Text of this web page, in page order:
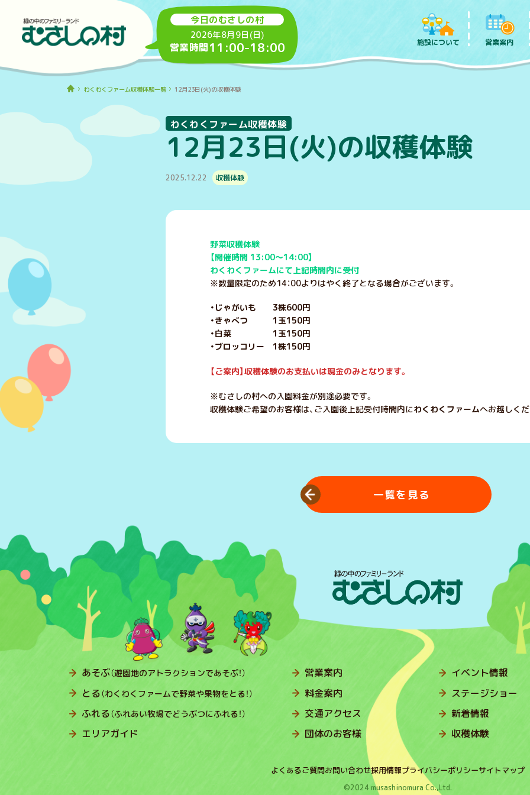
今日のむさしの村
2026年8月9日(日)
営業時間11:00-18:00 施設について 営業案内
わくわくファーム収穫体験一覧 12月23日(火)の収穫体験
12月23日(火)の収穫体験
わくわくファーム収穫体験
2025.12.22 収穫体験
野菜収穫体験
【開催時間 13:00～14:00】
わくわくファームにて上記時間内に受付
※数量限定のため14：00よりはやく終了となる場合がございます。
・じゃがいも 3株600円
・きゃべつ 1玉150円
・白菜 1玉150円
・ブロッコリー 1株150円
【ご案内】収穫体験のお支払いは現金のみとなります。
※むさしの村への入園料金が別途必要です。
収穫体験ご希望のお客様は、ご入園後上記受付時間内にわくわくファームへお越しくだ
一覧を見る
あそぶ（遊園地のアトラクションであそぶ！）
とる（わくわくファームで野菜や果物をとる！）
ふれる（ふれあい牧場でどうぶつにふれる！）
エリアガイド
営業案内
料金案内
交通アクセス
団体のお客様
イベント情報
ステージショー
新着情報
収穫体験
よくあるご質問お問い合わせ採用情報プライバシーポリシーサイトマップ
©2024 musashinomura Co.,Ltd.